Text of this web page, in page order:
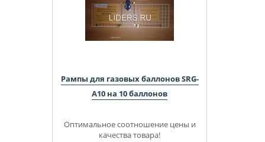
Рампы для газовых баллонов SRG-
A10 на 10 баллонов
Оптимальное соотношение цены и
качества товара!